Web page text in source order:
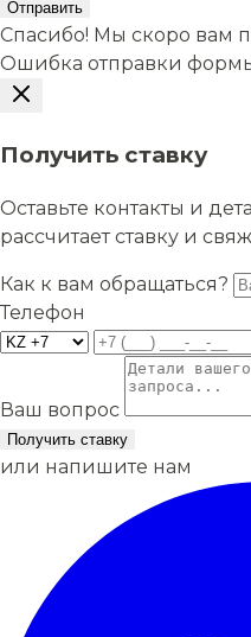
Отправить
Спасибо! Мы скоро вам
Ошибка отправки
Получить ставку
Оставьте контакты и
рассчитает ставку и
Как к вам обращаться?
Телефон
Ваш вопрос
Получить ставку
или напишите нам